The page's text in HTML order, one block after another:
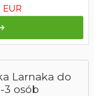
Larnaka do
3 osób
EUR